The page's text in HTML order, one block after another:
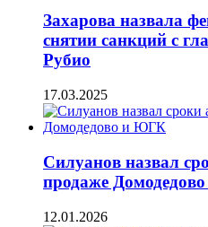
Захарова назвала
снятии санкций с
Рубио
17.03.2025
Силуанов назвал
продаже
12.01.2026